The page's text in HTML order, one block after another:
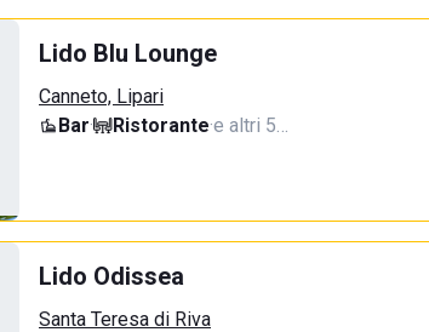
Lido Blu Lounge
Canneto, Lipari
Bar· Ristorante·e altri 5…
Lido Odissea
Santa Teresa di Riva